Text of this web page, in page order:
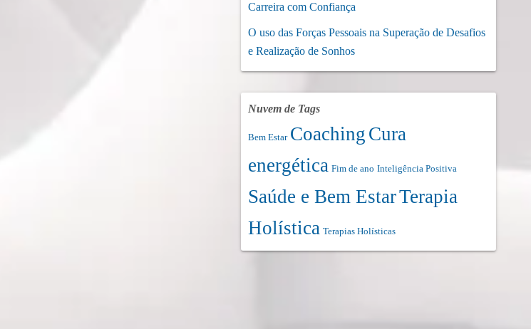
Carreira com Confiança
O uso das Forças Pessoais na Superação de Desafios
e Realização de Sonhos
Nuvem de Tags
Bem Estar Coaching Cura
energética Fim de ano Inteligência Positiva
Saúde e Bem EstarTerapia
Holística Terapias Holísticas